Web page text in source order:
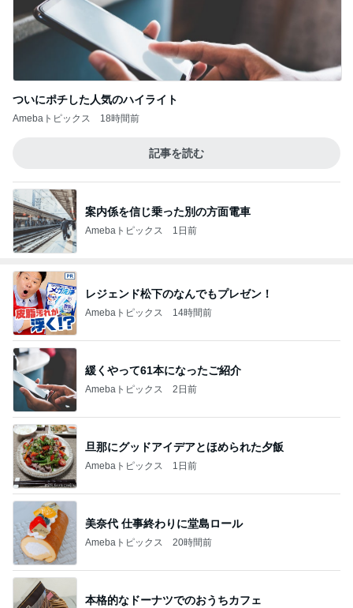
ついにポチした人気のハイライト
Amebaトピックス 18時間前
記事を読む
案内係を信じ乗った別の方面電車
Amebaトピックス 1日前
レジェンド松下のなんでもプレゼン！
Amebaトピックス 14時間前
緩くやって61本になったご紹介
Amebaトピックス 2日前
旦那にグッドアイデアとほめられた夕飯
Amebaトピックス 1日前
美奈代 仕事終わりに堂島ロール
Amebaトピックス 20時間前
本格的なドーナツでのおうちカフェ